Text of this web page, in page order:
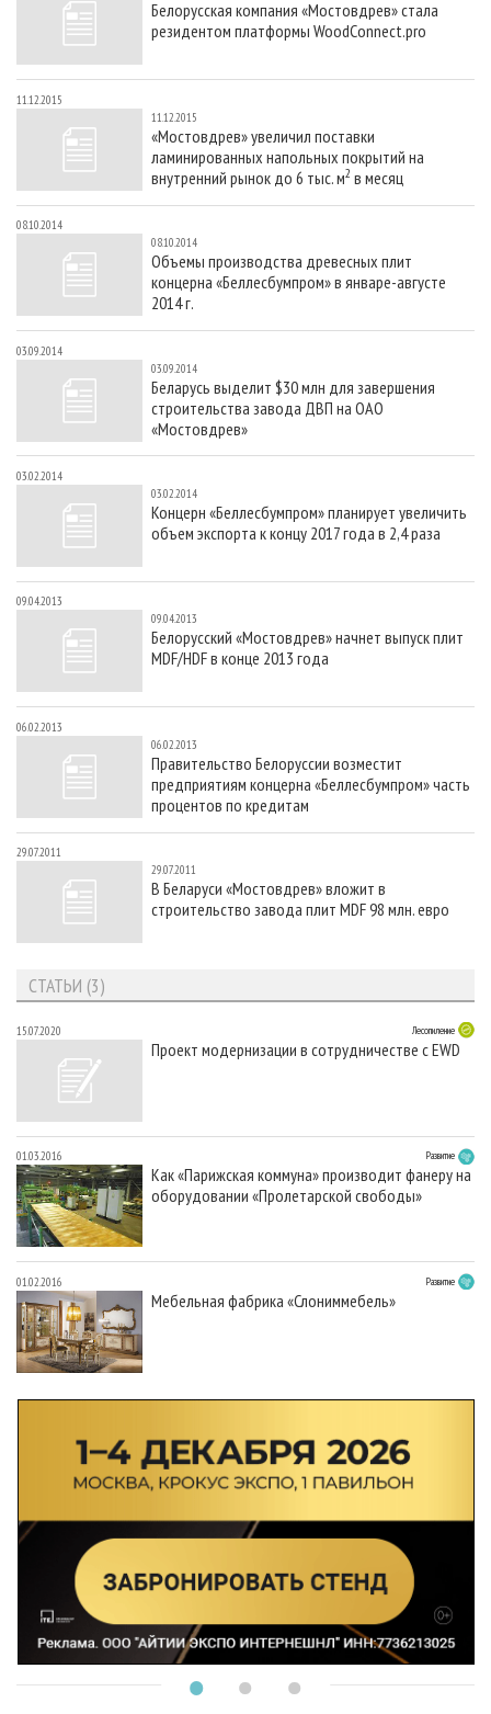
СУШКА ДРЕВЕСИНЫ
ПРОИЗВОДСТВО ДРЕВЕСНЫХ ПЛИТ
ДЕРЕВЯННОЕ ДОМОСТРОЕНИЕ
ПРОИЗВОДСТВО МЕБЕЛИ
БИОЭНЕРГЕТИКА
ЦБП
ИНСТРУМЕНТ И МАТЕРИАЛЫ
ПЕРСОНЫ
МОБИЛЬНЫЕ ВЫСТАВКИ
ПРИОРИТЕТНЫЕ ИНВЕСТПРОЕКТЫ
RUSSIAN FORESTRY REVIEW
ГАЗЕТА ЛЕСПРОМФОРУМ
БИБЛИОТЕКА СПЕЦИАЛИСТА
КОНТАКТЫ
РЕКЛАМА
Белорусская компания «Мостовдрев» стала
резидентом платформы WoodConnect.pro
11.12.2015
11.12.2015
«Мостовдрев» увеличил поставки
ламинированных напольных покрытий на
внутренний рынок до 6 тыс. м2 в месяц
08.10.2014
08.10.2014
Объемы производства древесных плит
концерна «Беллесбумпром» в январе-августе
2014 г.
03.09.2014
03.09.2014
Беларусь выделит $30 млн для завершения
строительства завода ДВП на ОАО
«Мостовдрев»
03.02.2014
03.02.2014
Концерн «Беллесбумпром» планирует увеличить
объем экспорта к концу 2017 года в 2,4 раза
09.04.2013
09.04.2013
Белорусский «Мостовдрев» начнет выпуск плит
MDF/HDF в конце 2013 года
06.02.2013
06.02.2013
Правительство Белоруссии возместит
предприятиям концерна «Беллесбумпром» часть
процентов по кредитам
29.07.2011
29.07.2011
В Беларуси «Мостовдрев» вложит в
строительство завода плит MDF 98 млн. евро
СТАТЬИ (3)
15.07.2020 Лесопиление
Проект модернизации в сотрудничестве с EWD
01.03.2016 Развитие
Как «Парижская коммуна» производит фанеру на
оборудовании «Пролетарской свободы»
01.02.2016 Развитие
Мебельная фабрика «Слониммебель»